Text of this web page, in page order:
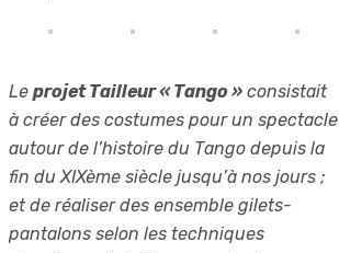
Le projet Tailleur « Tango » consistait
à créer des costumes pour un spectacle
autour de l’histoire du Tango depuis la
fin du XIXème siècle jusqu’à nos jours ;
et de réaliser des ensemble gilets-
pantalons selon les techniques